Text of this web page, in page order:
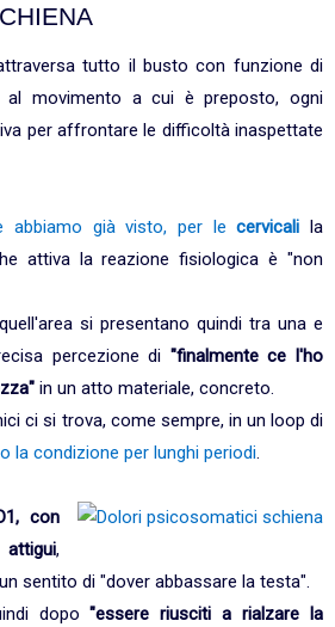
tutto il busto con funzione di
al movimento a cui è preposto, ogni
per affrontare le difficoltà inaspettate
abbiamo già visto, per lecervicali
la
attiva la reazione fisiologica è "non
si presentano quindi tra una e
percezione di "finalmente ce l'ho
in un atto materiale, concreto.
ci si trova, come sempre, in un loop di
la condizione per lunghi periodi.
con
,
sentito di "dover abbassare la testa".
dopo"essere riusciti a rialzare la